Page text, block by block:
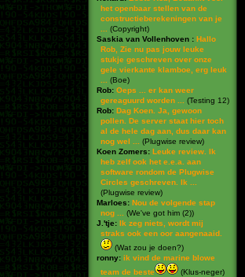
het openbaar stellen van de
constructieberekeningen van je
(Copyright)
Saskia van Vollenhoven : Hallo
Rob, Zie nu pas jouw leuke
stukje geschreven over onze
gele vierkante klamboe, erg leuk
(Boe)
Rob: Oeps ... er kan weer
gereaguurd worden ...
(Testing 12)
Rob: Dag Koen. Ja, gewoon
pollen. De server staat hier toch
al de hele dag aan, dus daar kan
nog wel ...
(Plugwise review)
Koen Zomers: Leuke review. Ik
heb zelf ook het e.e.a. aan
software rondom de Plugwise
Circles geschreven. Ik ...
(Plugwise review)
Marloes: Nou de volgende stap
nog ...
(We've got him (2))
J.'tje: Ik zeg niets, wordt mij
straks ook een oor aangenaaid.
(Wat zou je doen?)
ronny: ik vind de marine blowe
team de beste
(Klus-neger)